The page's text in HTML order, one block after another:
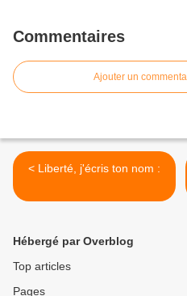
Commentaires
Ajouter un
< Liberté, j'écris ton nom :
Hébergé par Overblog
Top articles
Pages